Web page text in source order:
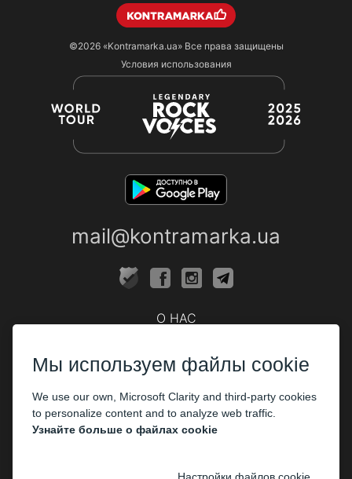
©2026 «Kontramarka.ua»Все права защищены
Условия использования
mail@kontramarka.ua
О НАС
ПАРТНЕРАМ
Организаторам
Корпоративным клиентам
Мы используем файлы cookie
We use our own, Microsoft Clarity and third-party cookies
to personalize content and to analyze web traffic.
Узнайте больше о файлах cookie